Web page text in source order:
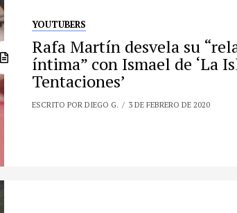
YOUTUBERS
Rafa Martín desvela su
íntima” con Ismael de ‘La
Tentaciones’
ESCRITO POR DIEGO G. 3 DE FEBRERO DE 2020